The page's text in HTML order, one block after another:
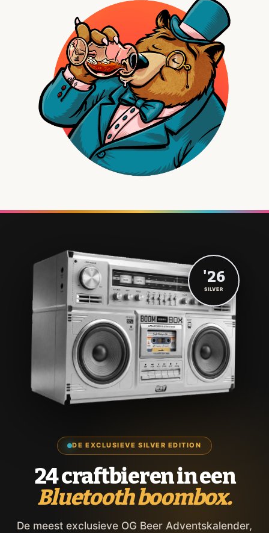
DE EXCLUSIEVE SILVER EDITION
24 craftbieren in een
Bluetooth boombox.
De meest exclusieve OG Beer Adventskalender,
'26
SILVER